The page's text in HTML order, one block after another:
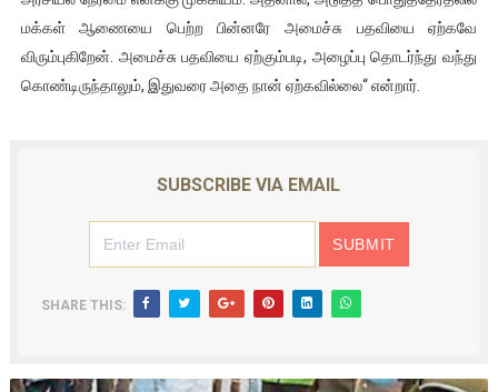
மக்கள் ஆணையை பெற்ற பின்னரே அமைச்சு பதவியை ஏற்கவே
விரும்புகிறேன். அமைச்சு பதவியை ஏற்கும்படி, அழைப்பு தொடர்ந்து வந்து
கொண்டிருந்தாலும், இதுவரை அதை நான் ஏற்கவில்லை“ என்றார்.
SUBSCRIBE VIA EMAIL
SHARE THIS: